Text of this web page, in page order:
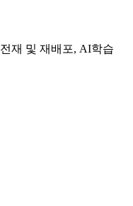
재 및 재배포, AI학습